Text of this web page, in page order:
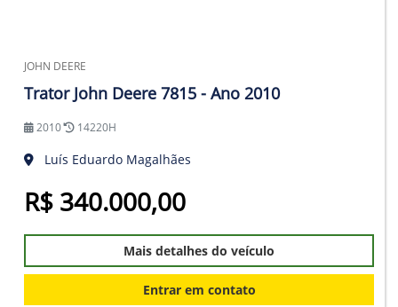
JOHN DEERE
Trator John Deere 7815 - Ano 2010
2010 14220H
Luís Eduardo Magalhães
R$ 340.000,00
Mais detalhes do veículo
Entrar em contato